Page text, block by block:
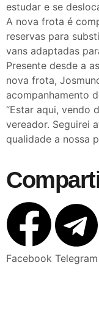
estudar e se
A nova frota é
reservas para
vans adaptadas
Presente desde a
nova frota,
acompanhamento
“Estar aqui, vendo
vereador. Seguirei
qualidade a nossa
Facebook Telegram